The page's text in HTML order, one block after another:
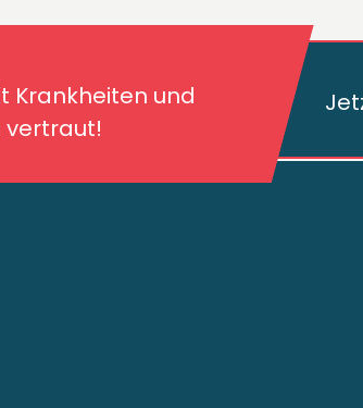
Krankheiten und
und deren
vertraut!